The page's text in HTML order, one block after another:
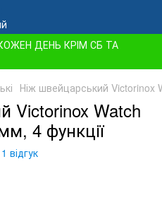
ДЕНЬ КРІМ СБ ТА
Ніж швейцарський Victorinox
Victorinox Watch
4 функції
1 відгук